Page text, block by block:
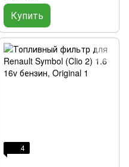
Купить
4